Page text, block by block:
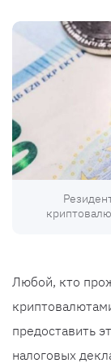
Любой, кто
предоставить
налоговых